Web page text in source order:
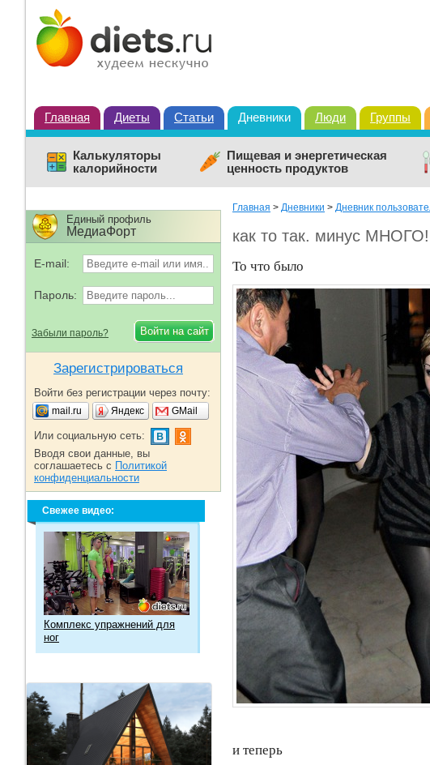
Главная Диеты Статьи Дневники Люди Группы
Калькуляторы
калорийности
Пищевая и энергетическая
ценность продуктов
Главная > Дневники > Дневник
как то так. минус
То что было
и теперь
Единый профиль
МедиаФорт
E-mail:
Пароль:
Забыли пароль?
Зарегистрироваться
Войти без регистрации через почту:
mail.ru Яндекс GMail
Или социальную сеть:
Вводя свои данные, вы
соглашаетесь с Политикой
конфиденциальности
Свежее видео:
Комплекс упражнений для
ног